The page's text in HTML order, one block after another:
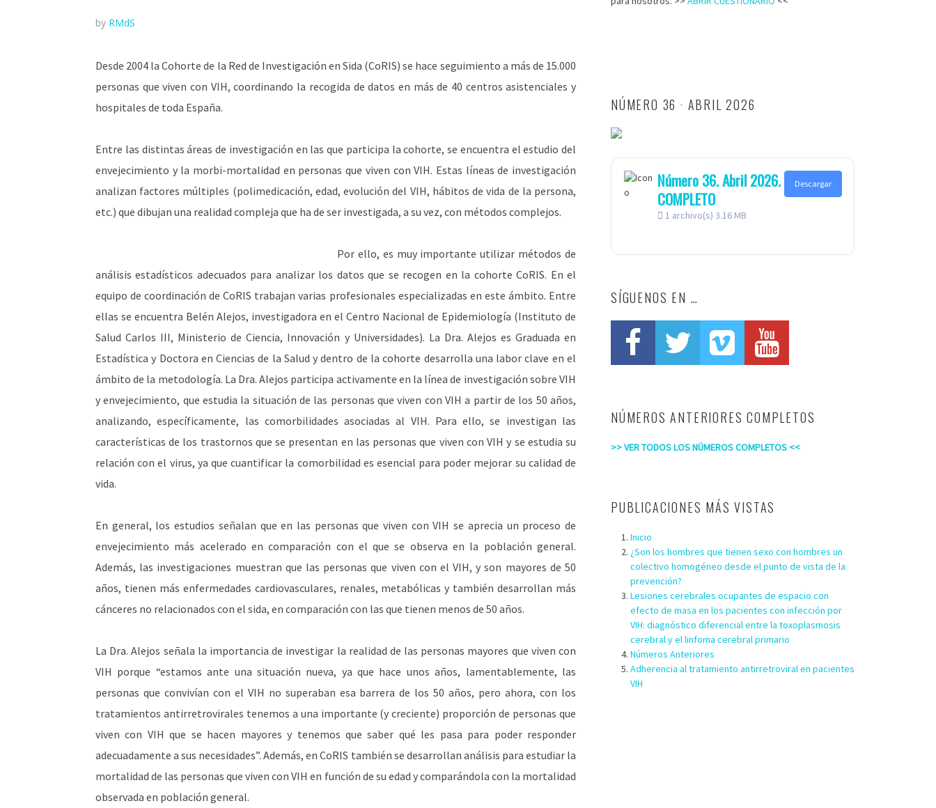
by RMdS
Desde 2004 la Cohorte de la Red de Investigación en Sida (CoRIS) se hace seguimiento a más de 15.000
personas que viven con VIH, coordinando la recogida de datos en más de 40 centros asistenciales y
hospitales de toda España.
Entre las distintas áreas de investigación en las que participa la cohorte, se encuentra el estudio del
envejecimiento y la morbi-mortalidad en personas que viven con VIH. Estas líneas de investigación
analizan factores múltiples (polimedicación, edad, evolución del VIH, hábitos de vida de la persona,
etc.) que dibujan una realidad compleja que ha de ser investigada, a su vez, con métodos complejos.
Por ello, es muy importante utilizar métodos de
análisis estadísticos adecuados para analizar los datos que se recogen en la cohorte CoRIS. En el
equipo de coordinación de CoRIS trabajan varias profesionales especializadas en este ámbito. Entre
ellas se encuentra Belén Alejos, investigadora en el Centro Nacional de Epidemiología (Instituto de
Salud Carlos III, Ministerio de Ciencia, Innovación y Universidades). La Dra. Alejos es Graduada en
Estadística y Doctora en Ciencias de la Salud y dentro de la cohorte desarrolla una labor clave en el
ámbito de la metodología. La Dra. Alejos participa activamente en la línea de investigación sobre VIH
y envejecimiento, que estudia la situación de las personas que viven con VIH a partir de los 50 años,
analizando, específicamente, las comorbilidades asociadas al VIH. Para ello, se investigan las
características de los trastornos que se presentan en las personas que viven con VIH y se estudia su
relación con el virus, ya que cuantificar la comorbilidad es esencial para poder mejorar su calidad de
vida.
En general, los estudios señalan que en las personas que viven con VIH se aprecia un proceso de
envejecimiento más acelerado en comparación con el que se observa en la población general.
Además, las investigaciones muestran que las personas que viven con el VIH, y son mayores de 50
años, tienen más enfermedades cardiovasculares, renales, metabólicas y también desarrollan más
cánceres no relacionados con el sida, en comparación con las que tienen menos de 50 años.
La Dra. Alejos señala la importancia de investigar la realidad de las personas mayores que viven con
VIH porque “estamos ante una situación nueva, ya que hace unos años, lamentablemente, las
personas que convivían con el VIH no superaban esa barrera de los 50 años, pero ahora, con los
tratamientos antirretrovirales tenemos a una importante (y creciente) proporción de personas que
viven con VIH que se hacen mayores y tenemos que saber qué les pasa para poder responder
adecuadamente a sus necesidades”. Además, en CoRIS también se desarrollan análisis para estudiar la
mortalidad de las personas que viven con VIH en función de su edad y comparándola con la mortalidad
observada en población general.
NÚMERO 36 · ABRIL 2026
Número 36. Abril 2026.
COMPLETO
1 archivo(s) 3.16 MB
Descargar
SÍGUENOS EN …
NÚMEROS ANTERIORES COMPLETOS
>> VER TODOS LOS NÚMEROS COMPLETOS <<
PUBLICACIONES MÁS VISTAS
Inicio
¿Son los hombres que tienen sexo con hombres un
colectivo homogéneo desde el punto de vista de la
prevención?
Lesiones cerebrales ocupantes de espacio con
efecto de masa en los pacientes con infección por
VIH: diagnóstico diferencial entre la toxoplasmosis
cerebral y el linfoma cerebral primario
Números Anteriores
Adherencia al tratamiento antirretroviral en pacientes
VIH